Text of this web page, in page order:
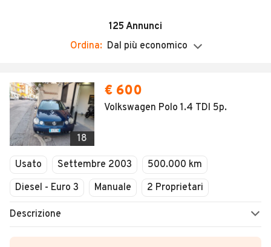
125 Annunci
Ordina: Dal più economico
18
€ 600
Volkswagen Polo 1.4 TDI 5p.
Usato Settembre 2003
500.000 km
Diesel - Euro 3
Manuale 2 Proprietari
Descrizione